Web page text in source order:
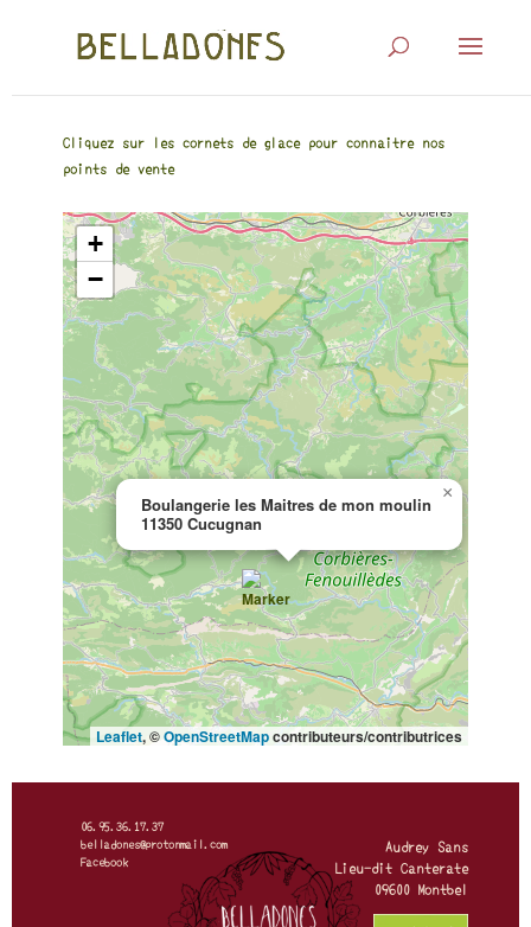
Cliquez sur les cornets de glace pour connaitre nos
points de vente
Boulangerie les Maitres de mon moulin
11350 Cucugnan
×
+
−
Leaflet, ©OpenStreetMapcontributeurs/contributrices
Audrey Sans
Lieu-dit Canterate
09600 Montbel
06.95.36.17.37
belladones@protonmail.com
Facebook